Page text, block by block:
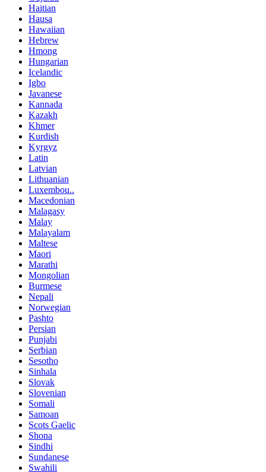
Haitian
Hausa
Hawaiian
Hebrew
Hmong
Hungarian
Icelandic
Igbo
Javanese
Kannada
Kazakh
Khmer
Kurdish
Kyrgyz
Latin
Latvian
Lithuanian
Luxembou..
Macedonian
Malagasy
Malay
Malayalam
Maltese
Maori
Marathi
Mongolian
Burmese
Nepali
Norwegian
Pashto
Persian
Punjabi
Serbian
Sesotho
Sinhala
Slovak
Slovenian
Somali
Samoan
Scots Gaelic
Shona
Sindhi
Sundanese
Swahili